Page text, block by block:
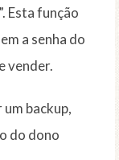
Esta função
a senha do
vender.
backup,
do dono